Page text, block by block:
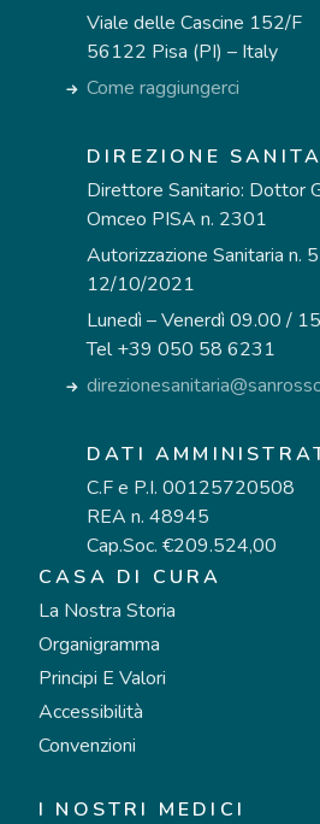
Viale delle Cascine 152/F
56122 Pisa (PI) – Italy
Come raggiungerci
DIREZIONE
Direttore Sanitario: Dottor
Omceo PISA n. 2301
Autorizzazione Sanitaria n.
12/10/2021
Lunedì – Venerdì 09.00 /
Tel +39 050 58 6231
DATI
C.F e P.I. 00125720508
REA n. 48945
Cap.Soc. €209.524,00
CASA DI CURA
La Nostra Storia
Organigramma
Principi E Valori
Accessibilità
Convenzioni
I NOSTRI MEDICI